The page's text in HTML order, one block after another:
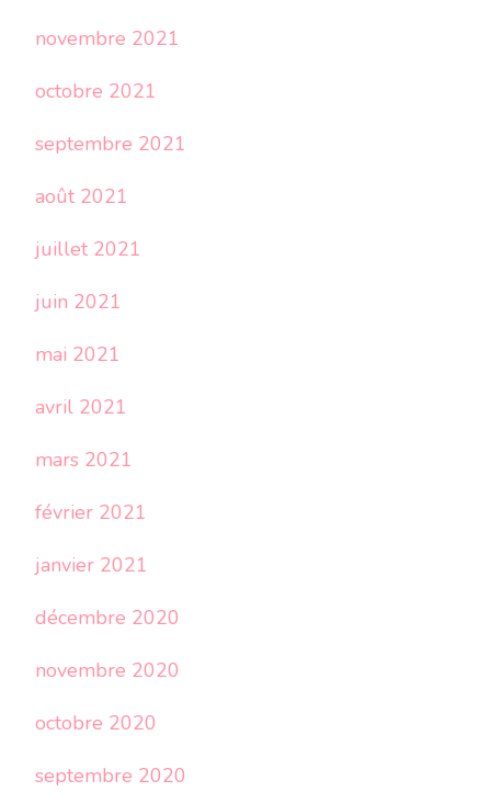
novembre 2021
octobre 2021
septembre 2021
août 2021
juillet 2021
juin 2021
mai 2021
avril 2021
mars 2021
février 2021
janvier 2021
décembre 2020
novembre 2020
octobre 2020
septembre 2020